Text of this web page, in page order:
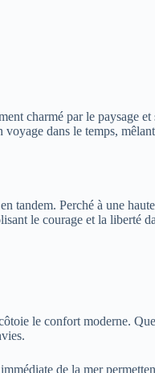
charmé par le paysage
dans le temps,
tandem. Perché à une
le courage et la liberté
le confort moderne.
de la mer